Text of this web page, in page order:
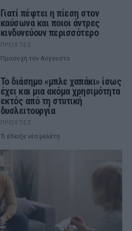
Γιατί πέφτει η πίεση στον
καύσωνα και ποιοι άντρες
κινδυνεύουν περισσότερο
ΠΡΟΧΤΈΣ
Προσοχή τον Αύγουστο
Το διάσημο «μπλε χαπάκι» ίσως
έχει και μια ακόμα χρησιμότητα
εκτός από τη στυτική
δυσλειτουργία
ΠΡΟΧΤΈΣ
Τι έδειξε νέα μελέτη